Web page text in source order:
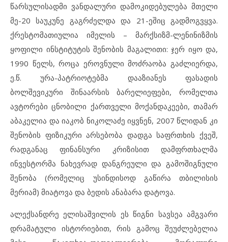
წარსულისადმი ვანდალური დამოკიდებულება მთელი
მე-20 საუკუნე გაგრძელდა და 21-ეშიც გადმოგვყვა.
ქრესტომათიულია იმელის – მარქსიზმ-ლენინიზმის
ყოფილი ინსტიტუტის შენობის მაგალითი: ჯერ იყო და,
1990 წელს, როცა ეროვნული მოძრაობა გაძლიერდა,
ე.წ. ურა-პატრიოტებმა დააზიანეს ფასადის
ბოლშევიკური შინაარსის ბარელიეფები, რომელთა
ავტორები ცნობილი ქართველი მოქანდაკეები, თამარ
აბაკელია და იაკობ ნიკოლაძე იყვნენ, 2007 წლიდან კი
შენობის ფიზიკური არსებობა დადგა საფრთხის ქვეშ,
რადგანაც ფინანსური კრიზისით დამფრთხალმა
ინვესტორმა ნახევრად დანგრეული და გამოშიგნული
შენობა (რომელიც უსინდისოდ გაწირა თბილისის
მერიამ) მიატოვა და ბედის ანაბარა დატოვა.
ალექსანდრე ელისაშვილის ეს წიგნი სავსეა ამგვარი
დრამატული ისტორიებით, რის გამოც შეუძლებელია